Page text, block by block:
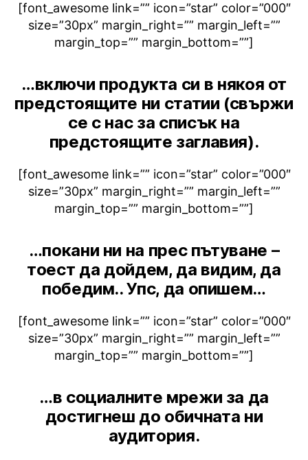
[font_awesome link=”” icon=”star” color=”000″
size=”30px” margin_right=”” margin_left=””
margin_top=”” margin_bottom=””]
…включи продукта си в някоя от
предстоящите ни статии (свържи
се с нас за списък на
предстоящите заглавия).
[font_awesome link=”” icon=”star” color=”000″
size=”30px” margin_right=”” margin_left=””
margin_top=”” margin_bottom=””]
…покани ни на прес пътуване –
тоест да дойдем, да видим, да
победим.. Упс, да опишем…
[font_awesome link=”” icon=”star” color=”000″
size=”30px” margin_right=”” margin_left=””
margin_top=”” margin_bottom=””]
…в социалните мрежи за да
достигнеш до обичната ни
аудитория.